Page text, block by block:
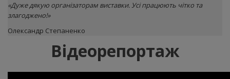
«Дуже дякую організаторам виставки. Усі працюють чітко та
злагоджено!»
Олександр Степаненко
Відеорепортаж